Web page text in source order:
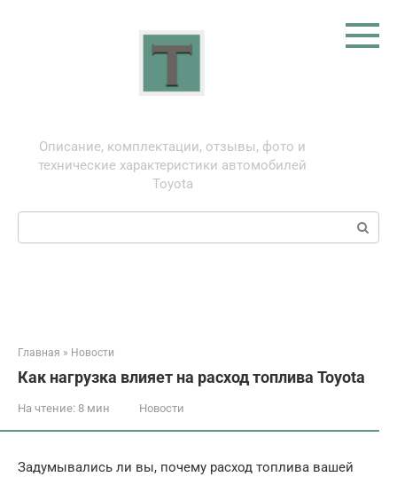
Описание, комплектации, отзывы, фото и
технические характеристики автомобилей
Toyota
Поиск:
Главная » Новости
Как нагрузка влияет на расход топлива Toyota
На чтение: 8 мин Новости
Задумывались ли вы, почему расход топлива вашей